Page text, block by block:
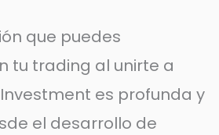
que puedes
tu trading al unirte a
es profunda y
el desarrollo de